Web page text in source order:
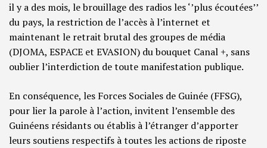
il y a des mois, le brouillage des radios les ‘’plus écoutées’’
du pays, la restriction de l’accès à l’internet et
maintenant le retrait brutal des groupes de média
(DJOMA, ESPACE et EVASION) du bouquet Canal +, sans
oublier l’interdiction de toute manifestation publique.
En conséquence, les Forces Sociales de Guinée (FFSG),
pour lier la parole à l’action, invitent l’ensemble des
Guinéens résidants ou établis à l’étranger d’apporter
leurs soutiens respectifs à toutes les actions de riposte